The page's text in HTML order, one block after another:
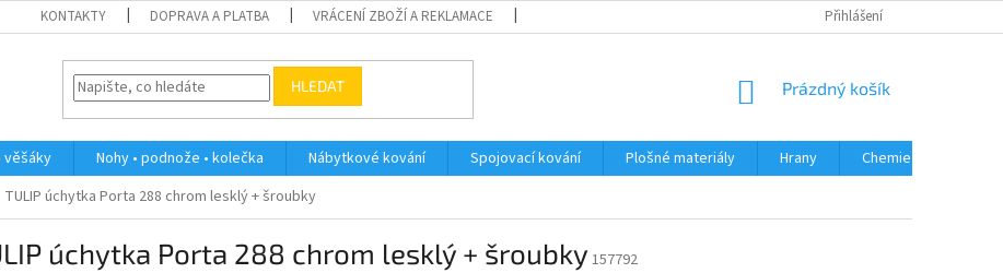
KONTAKTY DOPRAVA A PLATBA VRÁCENÍ ZBOŽÍ A REKLAMACE PODMÍNKY OCHRANY OSOBNÍCH ÚDAJŮ
Přihlášení
HLEDAT
NÁKUPNÍ
Prázdný košík
věšáky Nohy • podnože • kolečka Nábytkové kování Spojovací kování Plošné materiály Hrany
Chemie • doplňky
TULIP úchytka Porta 288 chrom lesklý + šroubky
úchytka Porta 288 chrom lesklý + šroubky 157792